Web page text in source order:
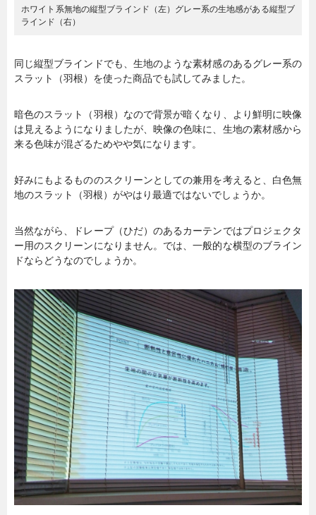
ホワイト系無地の縦型ブラインド（左）グレー系の生地感がある縦型ブ
ラインド（右）
同じ縦型ブラインドでも、生地のような素材感のあるグレー系の
スラット（羽根）を使った商品でも試してみました。
暗色のスラット（羽根）なので背景が暗くなり、より鮮明に映像
は見えるようになりましたが、映像の色味に、生地の素材感から
来る色味が混ざるためやや気になります。
好みにもよるもののスクリーンとしての兼用を考えると、白色無
地のスラット（羽根）がやはり最適ではないでしょうか。
当然ながら、ドレープ（ひだ）のあるカーテンではプロジェクタ
ー用のスクリーンになりません。では、一般的な横型のブライン
ドならどうなのでしょうか。